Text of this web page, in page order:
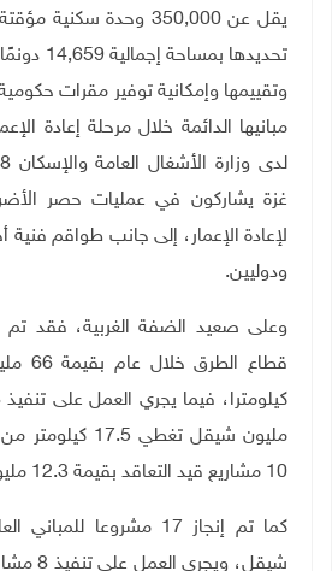
تحديدها
وتقييمها وإمكانية توفير مقرات
مبانيها الدائمة خلال مرحلة إعادة
غزة يشاركون في عمليات حصر
لإعادة الإعمار، إلى جانب طواقم
ودوليين.
مليون شيقل تغطي
10 مشاريع قيد التعاقد بقيمة 12.3 مليون شيقل.